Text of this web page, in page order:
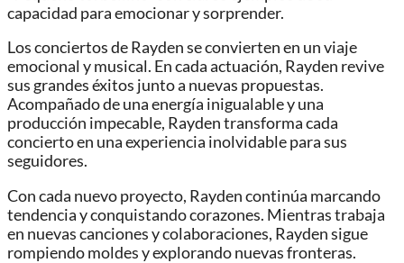
capacidad para emocionar y sorprender.
Los conciertos de Rayden se convierten en un viaje
emocional y musical. En cada actuación, Rayden revive
sus grandes éxitos junto a nuevas propuestas.
Acompañado de una energía inigualable y una
producción impecable, Rayden transforma cada
concierto en una experiencia inolvidable para sus
seguidores.
Con cada nuevo proyecto, Rayden continúa marcando
tendencia y conquistando corazones. Mientras trabaja
en nuevas canciones y colaboraciones, Rayden sigue
rompiendo moldes y explorando nuevas fronteras.